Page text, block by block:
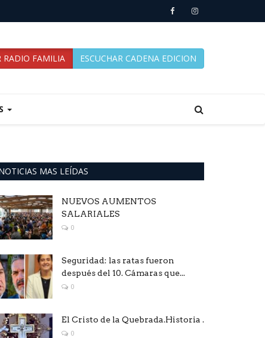
RADIO FAMILIA ESCUCHAR CADENA EDICION
MAS LEÍDAS
NUEVOS AUMENTOS
SALARIALES
0
Seguridad: las ratas fueron
después del 10. Cámaras que...
0
El Cristo de la Quebrada.Historia .
0